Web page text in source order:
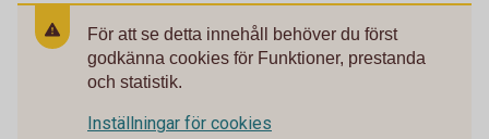
För att se detta innehåll behöver du först
godkänna cookies för Funktioner, prestanda
och statistik.
Inställningar för cookies